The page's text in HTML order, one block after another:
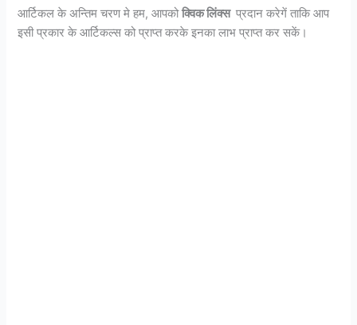
आर्टिकल के अन्तिम चरण मे हम, आपकोक्विक लिंक्स प्रदान करेगें ताकि आप
इसी प्रकार के आर्टिकल्स को प्राप्त करके इनका लाभ प्राप्त कर सकें।